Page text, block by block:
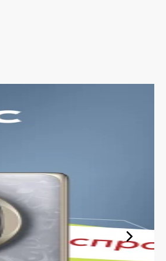
по всему ассортименту
не жертвуя качеством.
в удобное для вас время.
на сайте до получения на